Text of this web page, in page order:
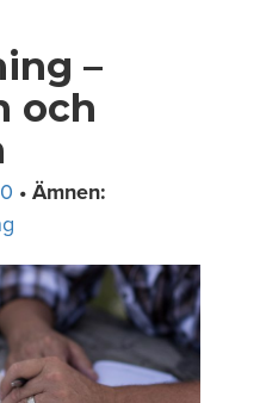
–
och
• Ämnen: